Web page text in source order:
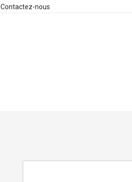
Contactez-nous